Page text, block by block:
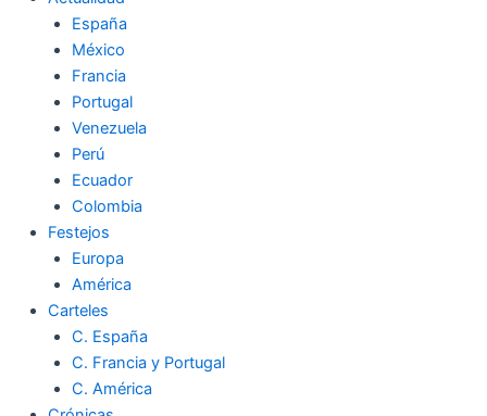
España
México
Francia
Portugal
Venezuela
Perú
Ecuador
Colombia
Festejos
Europa
América
Carteles
C. España
C. Francia y Portugal
C. América